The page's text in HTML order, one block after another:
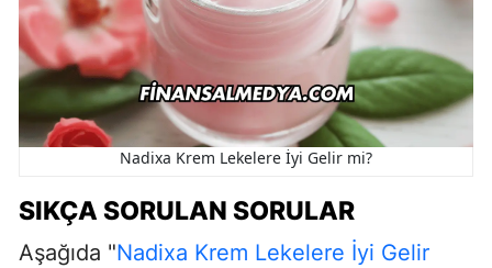
Nadixa Krem Lekelere İyi Gelir mi?
SIKÇA SORULAN SORULAR
Aşağıda "Nadixa Krem Lekelere İyi Gelir